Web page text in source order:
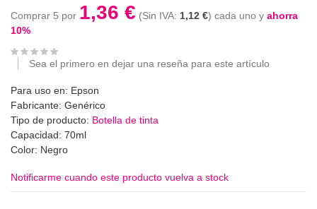
Comprar 5 por 1,36 € 1,12 € cada uno y ahorra
10%
Sea el primero en dejar una reseña para este artículo
Para uso en: Epson
Fabricante: Genérico
Tipo de producto: Botella de tinta
Capacidad: 70ml
Color: Negro
Notificarme cuando este producto vuelva a stock